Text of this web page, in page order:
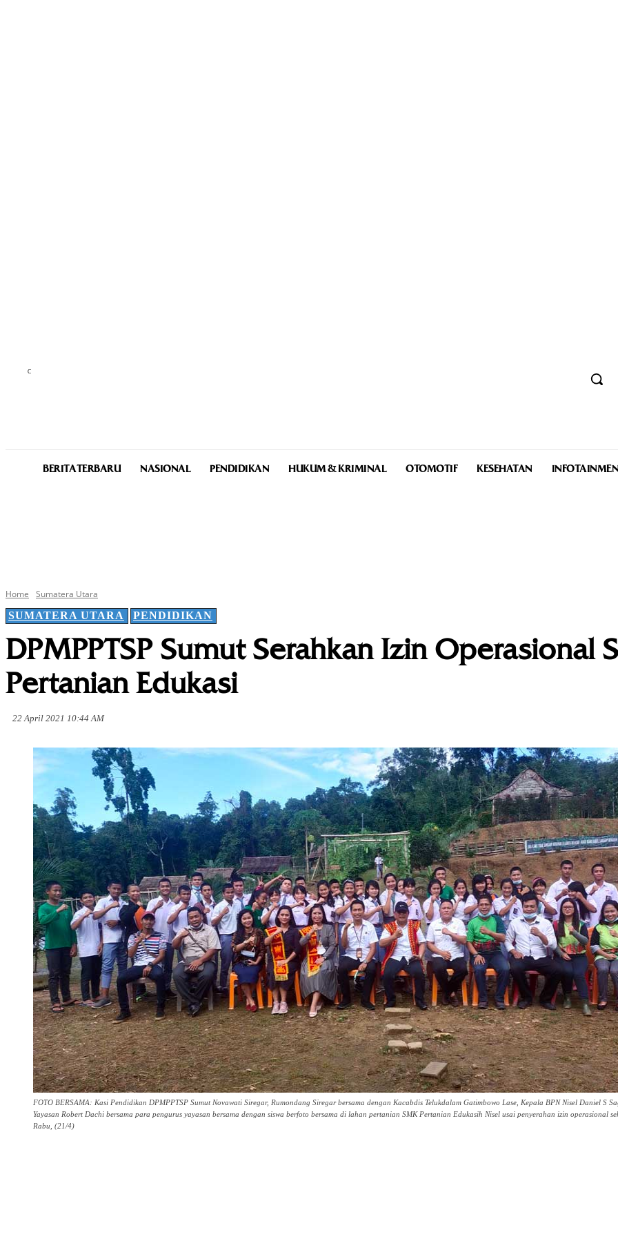
C
BERITA TERBARU NASIONAL PENDIDIKAN HUKUM & KRIMINAL OTOMOTIF KESEHATAN
Home
Sumatera Utara
SUMATERA UTARA
PENDIDIKAN
DPMPPTSP Sumut Serahkan Izin Operasional
Pertanian Edukasi
22 April 2021 10:44 AM
FOTO BERSAMA: Kasi Pendidikan DPMPPTSP Sumut Novawati Siregar, Rumondang Siregar bersama dengan Kacabdis Telukdalam Gatimbowo Lase, Kepala BPN Nisel Daniel S
Yayasan Robert Dachi bersama para pengurus yayasan bersama dengan siswa berfoto bersama di lahan pertanian SMK Pertanian Edukasih Nisel usai penyerahan izin operasional
Rabu, (21/4)